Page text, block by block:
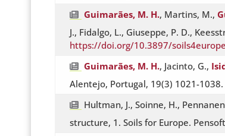
Guimarães, M. H., Martins, M.,
J., Fidalgo, L., Giuseppe, P. D.,
https://doi.org/10.3897/
Guimarães, M. H., Jacinto, G.,
Alentejo, Portugal, 19(3) 1021-1038.
Hultman, J., Soinne, H.,
structure, 1. Soils for Europe.